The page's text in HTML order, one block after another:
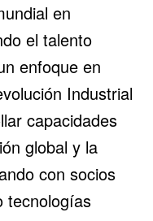
en
el talento
enfoque en
Industrial
capacidades
global y la
con socios
tecnologías